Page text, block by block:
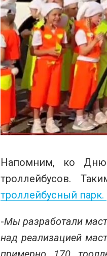
Напомним, ко Дню
троллейбусов.
троллейбусный парк.
-Мы разработали
над реализацией